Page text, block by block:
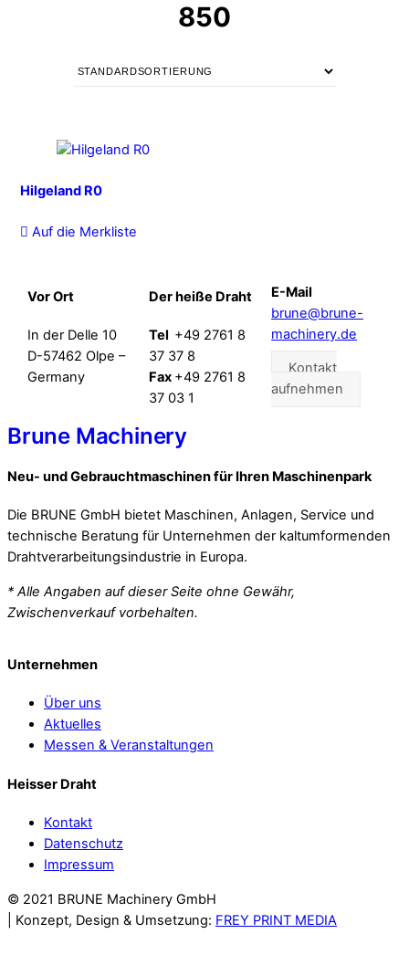
850
Hilgeland R0
Auf die Merkliste
Vor Ort
In der Delle 10
D-57462 Olpe –
Germany
Der heiße Draht
Tel +49 2761 8
37 37 8
Fax +49 2761 8
37 03 1
E-Mail
brune@brune-
machinery.de
Kontakt
aufnehmen
Brune Machinery
Neu- und Gebrauchtmaschinen für Ihren Maschinenpark
Die BRUNE GmbH bietet Maschinen, Anlagen, Service und
technische Beratung für Unternehmen der kaltumformenden
Drahtverarbeitungsindustrie in Europa.
* Alle Angaben auf dieser Seite ohne Gewähr,
Zwischenverkauf vorbehalten.
Unternehmen
Über uns
Aktuelles
Messen & Veranstaltungen
Heisser Draht
Kontakt
Datenschutz
Impressum
© 2021 BRUNE Machinery GmbH
| Konzept, Design & Umsetzung: FREY PRINT MEDIA